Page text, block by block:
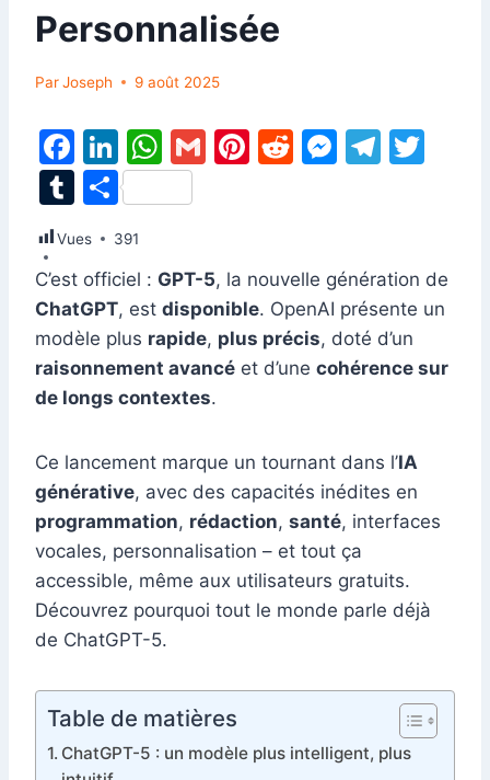
Personnalisée
ParJoseph 9 août 2025
F
a
c
e
b
o
o
k
Li
n
k
e
dI
n
W
h
at
A
p
p
G
Pi
st
R
t
M
e
n
g
T
a
m
T
m
bl
r
P
ar
ta
g
er
Vues 391
C’est officiel : GPT-5, la nouvelle génération de
ChatGPT, est disponible. OpenAI présente un
modèle plus rapide, plus précis, doté d’un
raisonnement avancé et d’une cohérence sur
de longs contextes.
Ce lancement marque un tournant dans l’IA
générative, avec des capacités inédites en
programmation, rédaction, santé, interfaces
vocales, personnalisation – et tout ça
accessible, même aux utilisateurs gratuits.
Découvrez pourquoi tout le monde parle déjà
de ChatGPT-5.
Table de matières
ChatGPT-5 : un modèle plus intelligent, plus